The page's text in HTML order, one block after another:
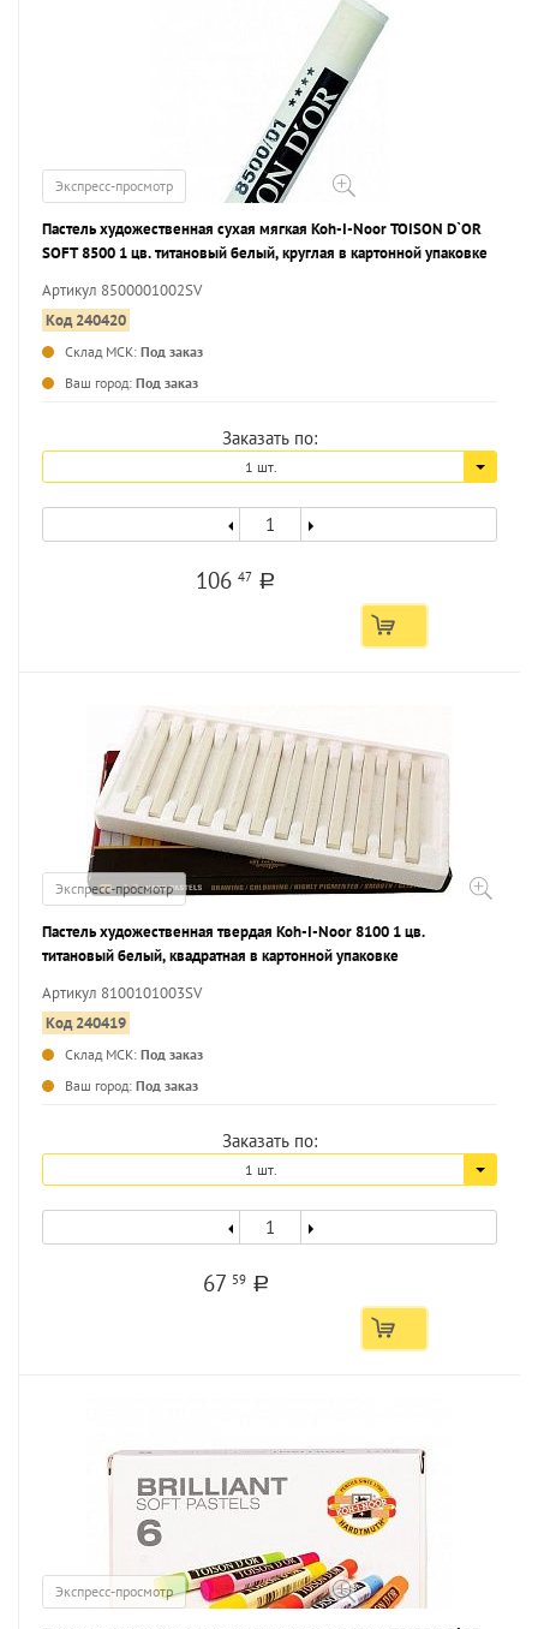
Экспресс-просмотр
Пастель художественная сухая мягкая Koh-I-Noor TOISON D`OR
SOFT 8500 1 цв. титановый белый, круглая в картонной упаковке
Артикул 8500001002SV
Код 240420
Склад МСК: Под заказ
Ваш город: Под заказ
Заказать по:
1 шт.
10647 a
Экспресс-просмотр
Пастель художественная твердая Koh-I-Noor 8100 1 цв.
титановый белый, квадратная в картонной упаковке
Артикул 8100101003SV
Код 240419
Склад МСК: Под заказ
Ваш город: Под заказ
Заказать по:
1 шт.
67 59 a
Экспресс-просмотр